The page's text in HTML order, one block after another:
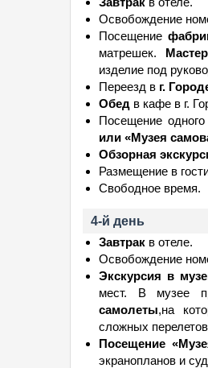
Освобождение
Посещение
матрешек.
изделие под
Переезд в г.
Обед в кафе в г.
Посещение
или «Музея
Обзорная
Размещение в
Свободное время.
4-й день
Завтрак в отеле.
Освобождение
Экскурсия в
мест. В музее
самолеты,на
сложных
Посещение
экранопланов и